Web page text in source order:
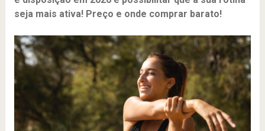
seja mais ativa! Preço e onde comprar barato!